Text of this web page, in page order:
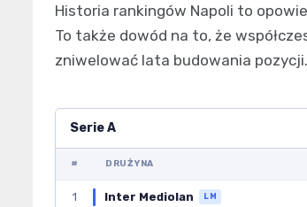
Historia rankingów Napoli to
To także dowód na to, że
zniwelować lata budowania pozycji.
Serie A
# DRUŻYNA
1 Inter Mediolan LM